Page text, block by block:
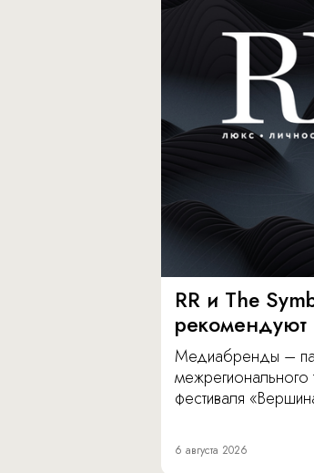
RR и The
рекомендуют
Медиабренды –
межрегионального
фестиваля
6 августа 2026